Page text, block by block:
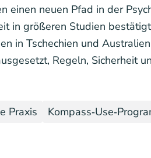
einen neuen Pfad in der
in größeren Studien
in Tschechien und
Regeln, Sicherheit
Praxis